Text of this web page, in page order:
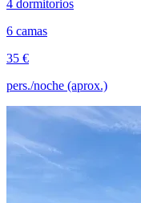
4 dormitorios
6 camas
35 €
pers./noche (aprox.)